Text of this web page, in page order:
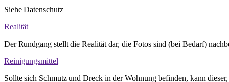
Siehe Datenschutz
Realität
Der Rundgang stellt die Realität dar, die Fotos sind (bei Bedarf)
Reinigungsmittel
Sollte sich Schmutz und Dreck in der Wohnung befinden, kann